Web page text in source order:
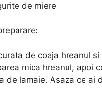
de miere
de coaja hreanul si
mica hreanul, apoi
de lamaie. Asaza ce ai